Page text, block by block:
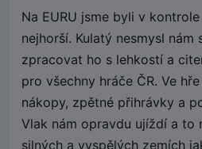
Na EURU jsme byli v
nejhorší. Kulatý nesmysl nám
zpracovat ho s lehkostí a
pro všechny hráče ČR. Ve
nákopy, zpětné přihrávky a
Vlak nám opravdu ujíždí a to
silných a vyspělých zemích